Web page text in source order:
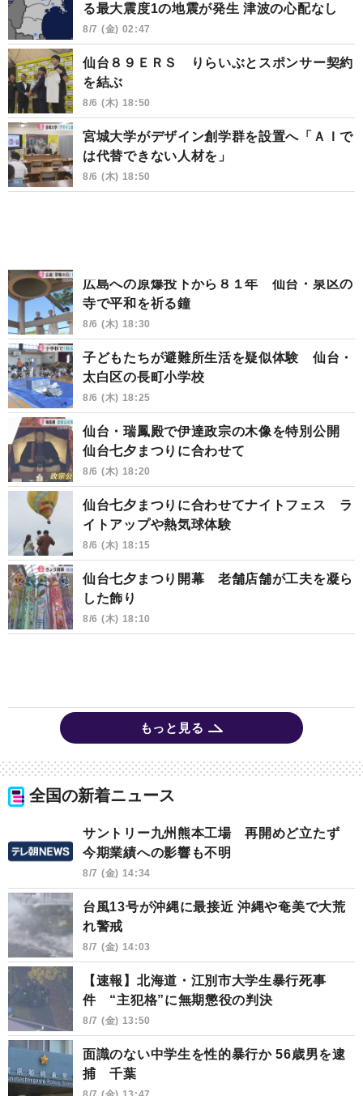
る最大震度1の地震が発生 津波の心配なし
8/7 (金) 02:47
仙台８９ＥＲＳ りらいぶとスポンサー契約
を結ぶ
8/6 (木) 18:50
宮城大学がデザイン創学群を設置へ「ＡＩで
は代替できない人材を」
8/6 (木) 18:50
広島への原爆投下から８１年 仙台・泉区の
寺で平和を祈る鐘
8/6 (木) 18:30
子どもたちが避難所生活を疑似体験 仙台・
太白区の長町小学校
8/6 (木) 18:25
仙台・瑞鳳殿で伊達政宗の木像を特別公開
仙台七夕まつりに合わせて
8/6 (木) 18:20
仙台七夕まつりに合わせてナイトフェス ラ
イトアップや熱気球体験
8/6 (木) 18:15
仙台七夕まつり開幕 老舗店舗が工夫を凝ら
した飾り
8/6 (木) 18:10
もっと見る
全国の新着ニュース
サントリー九州熊本工場 再開めど立たず
今期業績への影響も不明
8/7 (金) 14:34
台風13号が沖縄に最接近 沖縄や奄美で大荒
れ警戒
8/7 (金) 14:03
【速報】北海道・江別市大学生暴行死事
件 “主犯格”に無期懲役の判決
8/7 (金) 13:50
面識のない中学生を性的暴行か 56歳男を逮
捕 千葉